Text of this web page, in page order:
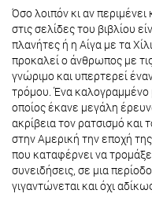
Όσο λοιπόν κι αν
στις σελίδες του βιβλίου
πλανήτες ή η Αίγα με τα
προκαλεί ο άνθρωπος με
γνώριμο και υπερτερεί
τρόμου. Ένα καλογραμμένο
οποίος έκανε μεγάλη
ακρίβεια τον ρατσισμό και
στην Αμερική την εποχή
που καταφέρνει να
συνειδήσεις, σε μια
γιγαντώνεται και όχι